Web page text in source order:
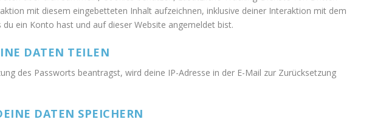
mit diesem eingebetteten Inhalt aufzeichnen, inklusive deiner Interaktion mit dem
ein Konto hast und auf dieser Website angemeldet bist.
DATEN TEILEN
des Passworts beantragst, wird deine IP-Adresse in der E-Mail zur Zurücksetzung
DATEN SPEICHERN